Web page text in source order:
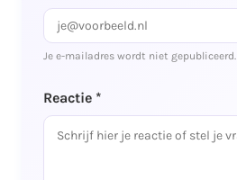
Reactie *
Je e-mailadres wordt niet gepubliceerd.